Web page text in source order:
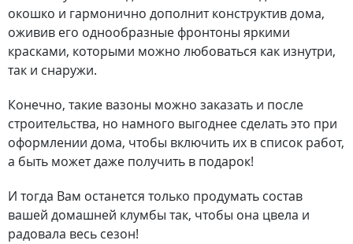
окошко и гармонично дополнит конструктив дома,
оживив его однообразные фронтоны яркими
красками, которыми можно любоваться как изнутри,
так и снаружи.
Конечно, такие вазоны можно заказать и после
строительства, но намного выгоднее сделать это при
оформлении дома, чтобы включить их в список работ,
а быть может даже получить в подарок!
И тогда Вам останется только продумать состав
вашей домашней клумбы так, чтобы она цвела и
радовала весь сезон!